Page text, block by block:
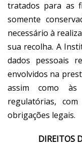
tratados para as
somente
necessário à
sua recolha. A
dados pessoais
envolvidos na
assim como às
regulatórias,
obrigações legais.
DIREITOS